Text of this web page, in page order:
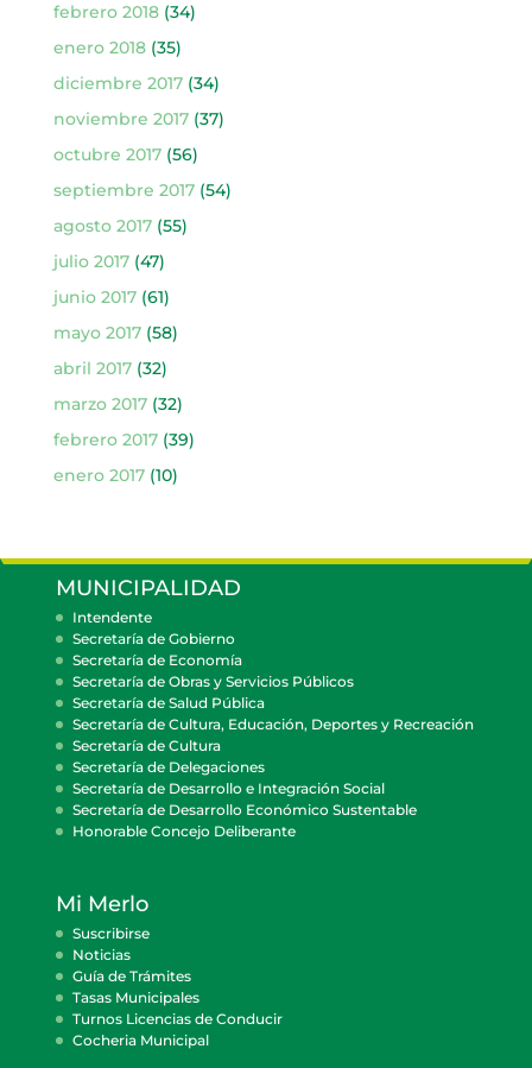
febrero 2018(34)
enero 2018(35)
diciembre 2017(34)
noviembre 2017(37)
octubre 2017(56)
septiembre 2017(54)
agosto 2017(55)
julio 2017(47)
junio 2017(61)
mayo 2017(58)
abril 2017(32)
marzo 2017(32)
febrero 2017(39)
enero 2017(10)
MUNICIPALIDAD
Intendente
Secretaría de Gobierno
Secretaría de Economía
Secretaría de Obras y Servicios Públicos
Secretaría de Salud Pública
Secretaría de Cultura, Educación, Deportes y Recreación
Secretaría de Cultura
Secretaría de Delegaciones
Secretaría de Desarrollo e Integración Social
Secretaría de Desarrollo Económico Sustentable
Honorable Concejo Deliberante
Mi Merlo
Suscribirse
Noticias
Guía de Trámites
Tasas Municipales
Turnos Licencias de Conducir
Cocheria Municipal